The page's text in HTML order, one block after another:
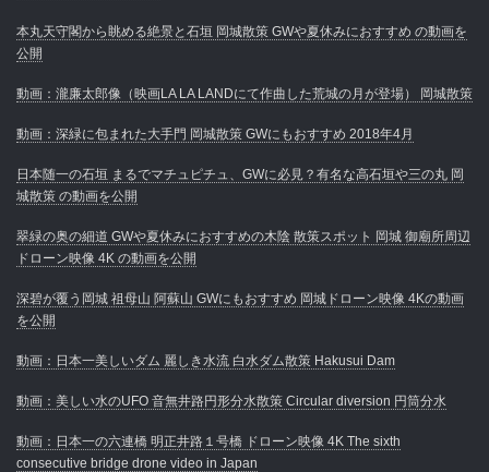
本丸天守閣から眺める絶景と石垣 岡城散策 GWや夏休みにおすすめ の動画を
公開
動画：瀧廉太郎像（映画LA LA LANDにて作曲した荒城の月が登場） 岡城散策
動画：深緑に包まれた大手門 岡城散策 GWにもおすすめ 2018年4月
日本随一の石垣 まるでマチュピチュ、GWに必見？有名な高石垣や三の丸 岡
城散策 の動画を公開
翠緑の奥の細道 GWや夏休みにおすすめの木陰 散策スポット 岡城 御廟所周辺
ドローン映像 4K の動画を公開
深碧が覆う岡城 祖母山 阿蘇山 GWにもおすすめ 岡城ドローン映像 4Kの動画
を公開
動画：日本一美しいダム 麗しき水流 白水ダム散策 Hakusui Dam
動画：美しい水のUFO 音無井路円形分水散策 Circular diversion 円筒分水
動画：日本一の六連橋 明正井路１号橋 ドローン映像 4K The sixth
consecutive bridge drone video in Japan